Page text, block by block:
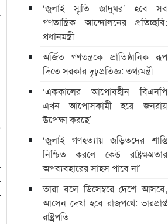
‘জুলাই স্মৃতি জাদুঘর’ হবে সব
গণতান্ত্রিক আন্দোলনের প্রতিচ্ছবি:
প্রধানমন্ত্রী
অর্জিত গণতন্ত্রকে প্রাতিষ্ঠানিক রূপ
দিতে সরকার দৃঢ়প্রতিজ্ঞ: তথ্যমন্ত্রী
‘এককালের আপোষহীন বিএনপি
এখন আপোসকামী হয়ে জনরায়
উপেক্ষা করছে’
‘জুলাই গণহত্যায় জড়িতদের শাস্তি
নিশ্চিত করলে কেউ রাষ্ট্রক্ষমতার
অপব্যবহারের সাহস পাবে না’
তারা বলে ডিসেম্বরে দেশে আসবে,
আসেন দেখা হবে রাজপথে: ভারপ্রাপ্ত
রাষ্ট্রপতি